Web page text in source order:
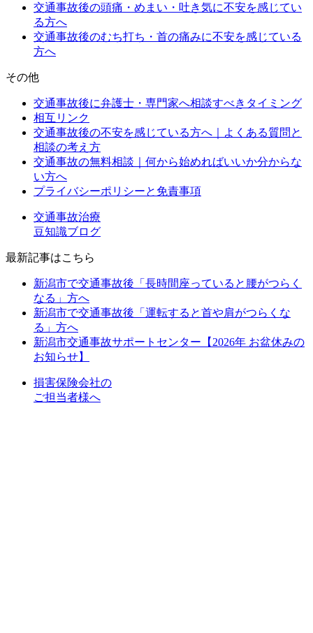
交通事故後の頭痛・めまい・吐き気に不安を感じてい
る方へ
交通事故後のむち打ち・首の痛みに不安を感じている
方へ
その他
交通事故後に弁護士・専門家へ相談すべきタイミング
相互リンク
交通事故後の不安を感じている方へ｜よくある質問と
相談の考え方
交通事故の無料相談｜何から始めればいいか分からな
い方へ
プライバシーポリシーと免責事項
交通事故治療
豆知識ブログ
最新記事はこちら
新潟市で交通事故後「長時間座っていると腰がつらく
なる」方へ
新潟市で交通事故後「運転すると首や肩がつらくな
る」方へ
新潟市交通事故サポートセンター【2026年 お盆休みの
お知らせ】
損害保険会社の
ご担当者様へ